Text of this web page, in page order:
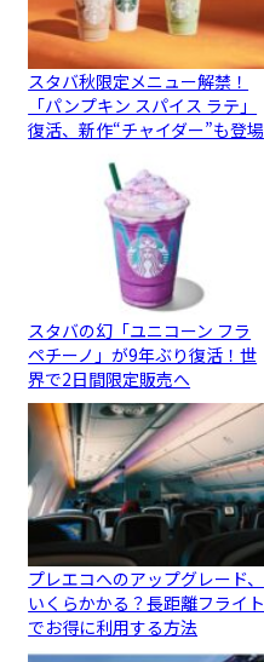
スタバ秋限定メニュー解禁！
「パンプキン スパイス ラテ」
復活、新作“チャイダー”も登場
スタバの幻「ユニコーン フラ
ペチーノ」が9年ぶり復活！世
界で2日間限定販売へ
プレエコへのアップグレード、
いくらかかる？長距離フライト
でお得に利用する方法